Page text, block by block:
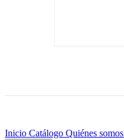
Inicio Catálogo Quiénes somos